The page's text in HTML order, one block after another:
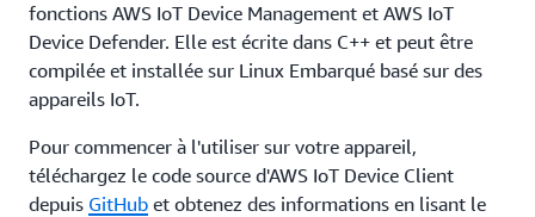
fonctions AWS IoT Device Management et AWS IoT
Device Defender. Elle est écrite dans C++ et peut être
compilée et installée sur Linux Embarqué basé sur des
appareils IoT.
Pour commencer à l'utiliser sur votre appareil,
téléchargez le code source d'AWS IoT Device Client
depuis GitHub et obtenez des informations en lisant le